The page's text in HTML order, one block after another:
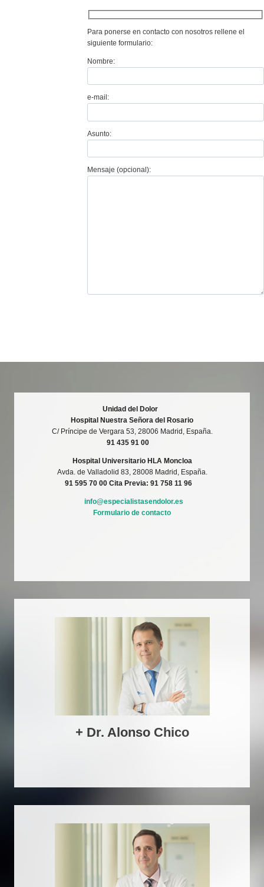
Para ponerse en contacto con nosotros rellene el
siguiente formulario:
Nombre:
e-mail:
Asunto:
Mensaje (opcional):
Unidad del Dolor
Hospital Nuestra Señora del Rosario
C/ Príncipe de Vergara 53, 28006 Madrid, España.
91 435 91 00
Hospital Universitario HLA Moncloa
Avda. de Valladolid 83, 28008 Madrid, España.
91 595 70 00 Cita Previa: 91 758 11 96
info@especialistasendolor.es
Formulario de contacto
+ Dr. Alonso Chico